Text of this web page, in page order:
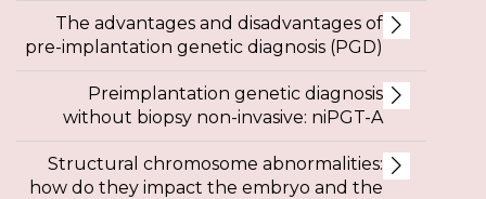
The advantages and disadvantages of
pre-implantation genetic diagnosis (PGD)
Preimplantation genetic diagnosis
without biopsy non-invasive: niPGT-A
Structural chromosome abnormalities:
how do they impact the embryo and the